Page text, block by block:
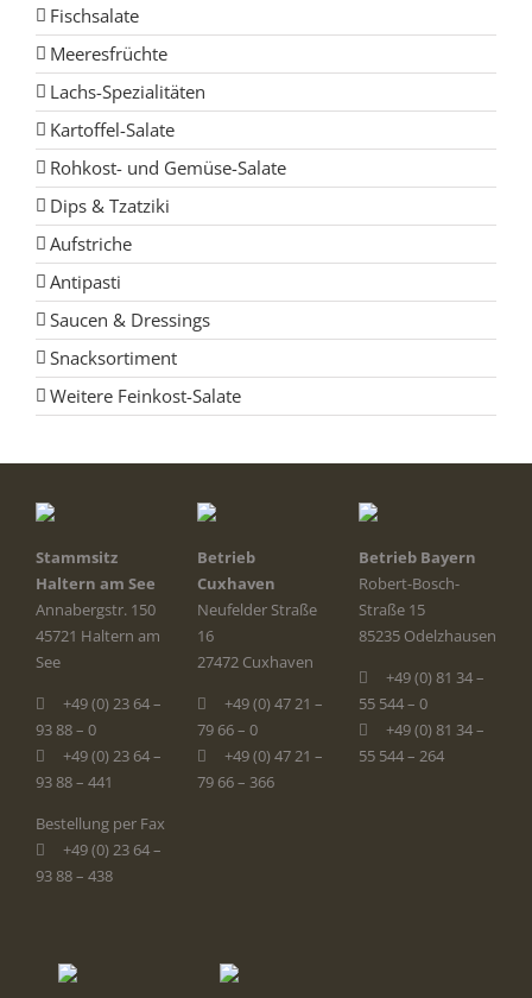
Fischsalate
Meeresfrüchte
Lachs-Spezialitäten
Kartoffel-Salate
Rohkost- und Gemüse-Salate
Dips & Tzatziki
Aufstriche
Antipasti
Saucen & Dressings
Snacksortiment
Weitere Feinkost-Salate
Stammsitz
Haltern am See
Annabergstr. 150
45721 Haltern am
See
+49 (0) 23 64 –
93 88 – 0
+49 (0) 23 64 –
93 88 – 441
Bestellung per Fax
+49 (0) 23 64 –
93 88 – 438
Betrieb
Cuxhaven
Neufelder Straße
16
27472 Cuxhaven
+49 (0) 47 21 –
79 66 – 0
+49 (0) 47 21 –
79 66 – 366
Betrieb Bayern
Robert-Bosch-
Straße 15
85235 Odelzhausen
+49 (0) 81 34 –
55 544 – 0
+49 (0) 81 34 –
55 544 – 264